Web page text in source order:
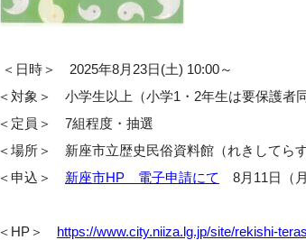
＜日時＞ 2025年8月23日(土) 10:00～
＜対象＞ 小学生以上（小学1・2年生は要保護者同
＜定員＞ 7組程度・抽選
＜場所＞ 新座市立歴史民俗資料館（れきしてらす
＜申込＞ 新座市HP 電子申請にて 8月11日（
＜HP＞ https://www.city.niiza.lg.jp/site/rekishi-